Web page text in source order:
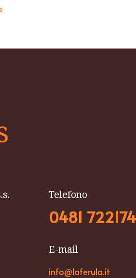
Telefono
0481 722174
E-mail
info@laferula.it